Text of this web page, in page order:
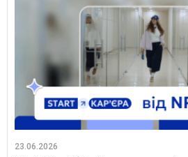
23.06.2026